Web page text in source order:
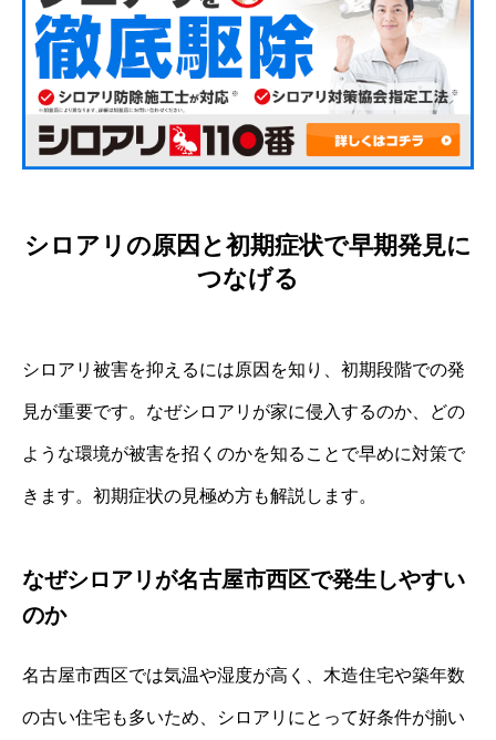
シロアリの原因と初期症状で早期発見に
つなげる
シロアリ被害を抑えるには原因を知り、初期段階での発
見が重要です。なぜシロアリが家に侵入するのか、どの
ような環境が被害を招くのかを知ることで早めに対策で
きます。初期症状の見極め方も解説します。
なぜシロアリが名古屋市西区で発生しやすい
のか
名古屋市西区では気温や湿度が高く、木造住宅や築年数
の古い住宅も多いため、シロアリにとって好条件が揃い